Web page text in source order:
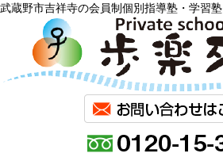
武蔵野市吉祥寺の会員制個別指導塾・学習塾